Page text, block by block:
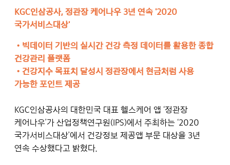
KGC인삼공사, 정관장 케어나우 3년 연속 '2020
국가서비스대상'
• 빅데이터 기반의 실시간 건강 측정 데이터를 활용한 종합
건강관리 플랫폼
• 건강지수 목표치 달성시 정관장에서 현금처럼 사용
가능한 포인트 제공
KGC인삼공사의 대한민국 대표 헬스케어 앱 ‘정관장
케어나우’가 산업정책연구원(IPS)에서 주최하는 ‘2020
국가서비스대상’에서 건강정보 제공앱 부문 대상을 3년
연속 수상했다고 밝혔다.